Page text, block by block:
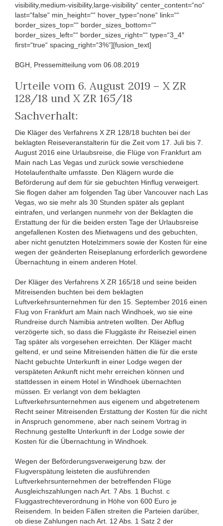
visibility,medium-visibility,large-visibility“ center_content=“no“
last=“false“ min_height=““ hover_type=“none“ link=““
border_sizes_top=““ border_sizes_bottom=““
border_sizes_left=““ border_sizes_right=““ type=“3_4″
first=“true“ spacing_right=“3%“][fusion_text]
BGH, Pressemitteilung vom 06.08.2019
Urteile vom 6. August 2019 – X ZR
128/18 und X ZR 165/18
Sachverhalt:
Die Kläger des Verfahrens X ZR 128/18 buchten bei der
beklagten Reiseveranstalterin für die Zeit vom 17. Juli bis 7.
August 2016 eine Urlaubsreise, die Flüge von Frankfurt am
Main nach Las Vegas und zurück sowie verschiedene
Hotelaufenthalte umfasste. Den Klägern wurde die
Beförderung auf dem für sie gebuchten Hinflug verweigert.
Sie flogen daher am folgenden Tag über Vancouver nach Las
Vegas, wo sie mehr als 30 Stunden später als geplant
eintrafen, und verlangen nunmehr von der Beklagten die
Erstattung der für die beiden ersten Tage der Urlaubsreise
angefallenen Kosten des Mietwagens und des gebuchten,
aber nicht genutzten Hotelzimmers sowie der Kosten für eine
wegen der geänderten Reiseplanung erforderlich gewordene
Übernachtung in einem anderen Hotel.
Der Kläger des Verfahrens X ZR 165/18 und seine beiden
Mitreisenden buchten bei dem beklagten
Luftverkehrsunternehmen für den 15. September 2016 einen
Flug von Frankfurt am Main nach Windhoek, wo sie eine
Rundreise durch Namibia antreten wollten. Der Abflug
verzögerte sich, so dass die Fluggäste ihr Reiseziel einen
Tag später als vorgesehen erreichten. Der Kläger macht
geltend, er und seine Mitreisenden hätten die für die erste
Nacht gebuchte Unterkunft in einer Lodge wegen der
verspäteten Ankunft nicht mehr erreichen können und
stattdessen in einem Hotel in Windhoek übernachten
müssen. Er verlangt von dem beklagten
Luftverkehrsunternehmen aus eigenem und abgetretenem
Recht seiner Mitreisenden Erstattung der Kosten für die nicht
in Anspruch genommene, aber nach seinem Vortrag in
Rechnung gestellte Unterkunft in der Lodge sowie der
Kosten für die Übernachtung in Windhoek.
Wegen der Beförderungsverweigerung bzw. der
Flugverspätung leisteten die ausführenden
Luftverkehrsunternehmen der betreffenden Flüge
Ausgleichszahlungen nach Art. 7 Abs. 1 Buchst. c
Fluggastrechteverordnung in Höhe von 600 Euro je
Reisendem. In beiden Fällen streiten die Parteien darüber,
ob diese Zahlungen nach Art. 12 Abs. 1 Satz 2 der